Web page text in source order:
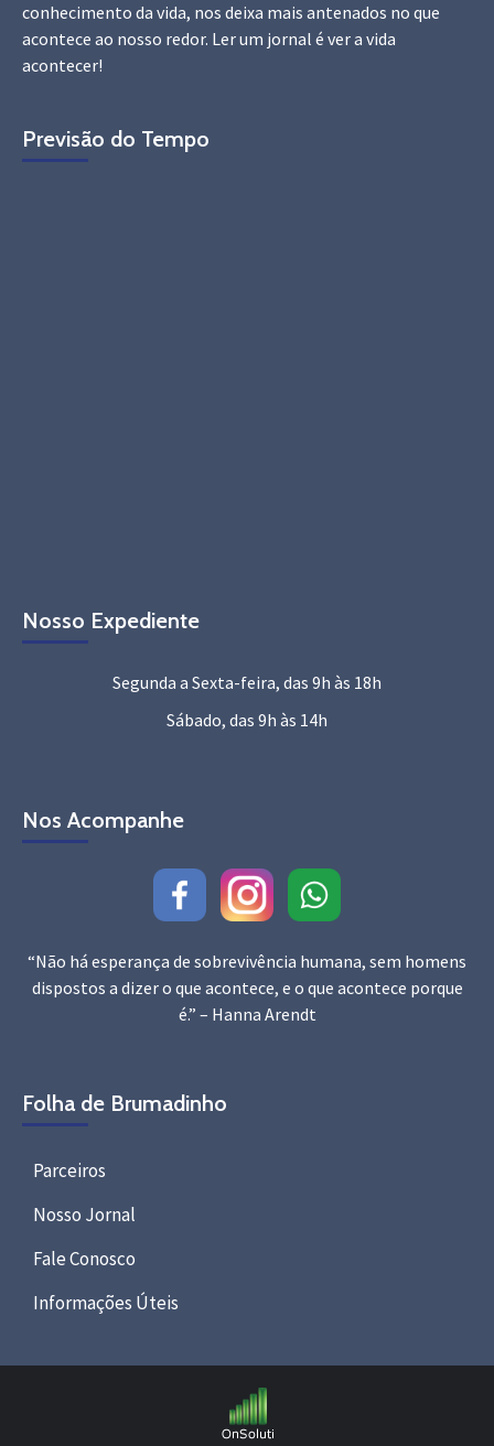
conhecimento da vida, nos deixa mais antenados no que
acontece ao nosso redor. Ler um jornal é ver a vida
acontecer!
Previsão do Tempo
Nosso Expediente
Segunda a Sexta-feira, das 9h às 18h
Sábado, das 9h às 14h
Nos Acompanhe
“Não há esperança de sobrevivência humana, sem homens
dispostos a dizer o que acontece, e o que acontece porque
é.” – Hanna Arendt
Folha de Brumadinho
Parceiros
Nosso Jornal
Fale Conosco
Informações Úteis